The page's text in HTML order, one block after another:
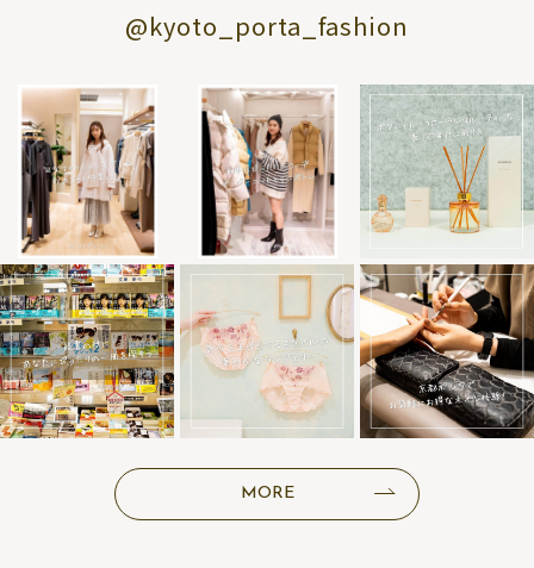
@kyoto_porta_fashion
MORE